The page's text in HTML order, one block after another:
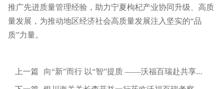
推广先进质量管理经验，助力宁夏枸杞产业协同升级、高质
量发展，为推动地区经济社会高质量发展注入坚实的“品
质”力量。
上一篇 向“新”而行 以“智”提质 ——沃福百瑞赴共享集团开展数智化转型专题研学